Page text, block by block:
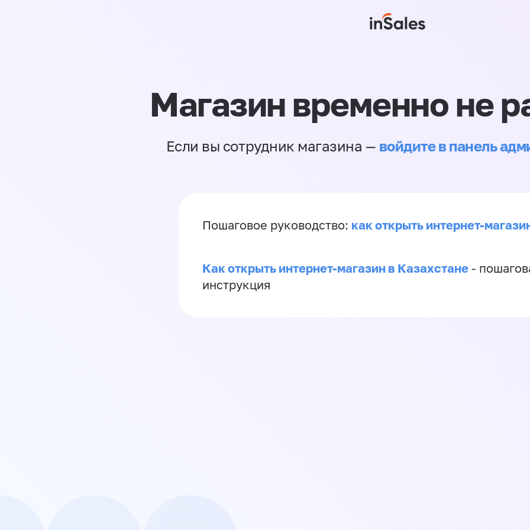
Магазин временно не
Если вы сотрудник магазина — войдите в панель
Пошаговое руководство: как открыть интернет-
Как открыть интернет-магазин в Казахстане -
инструкция